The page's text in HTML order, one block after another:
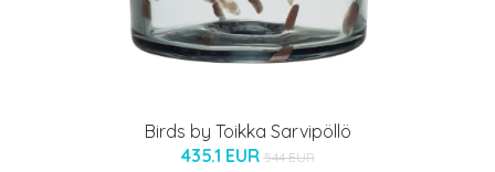
Birds by Toikka Sarvipöllö
435.1 EUR 544 EUR